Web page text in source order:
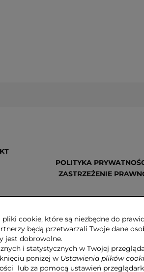
POLITYKA
ZASTRZEŻENIE
cookie, które są niezbędne do
będą przetwarzali Twoje dane
jest dobrowolne.
i statystycznych w Twojej
poniżej w Ustawienia plików
lub za pomocą ustawień